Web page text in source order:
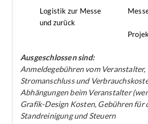
Logistik zur Messe
und zurück
Ausgeschlossen sind:
Anmeldegebühren vom Veranstalter,
Stromanschluss und
Abhängungen beim Veranstalter
Grafik-Design Kosten, Gebühren für
Standreinigung und Steuern